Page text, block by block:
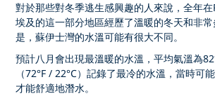
對於那些對冬季逃生感興趣的人來說，全年在
埃及的這一部分地區經歷了溫暖的冬天和非
是，蘇伊士灣的水溫可能有很大不同。
預計八月會出現最溫暖的水溫，平均氣溫為
（72°F / 22°C）記錄了最冷的水溫，當時可
才能舒適地潛水。